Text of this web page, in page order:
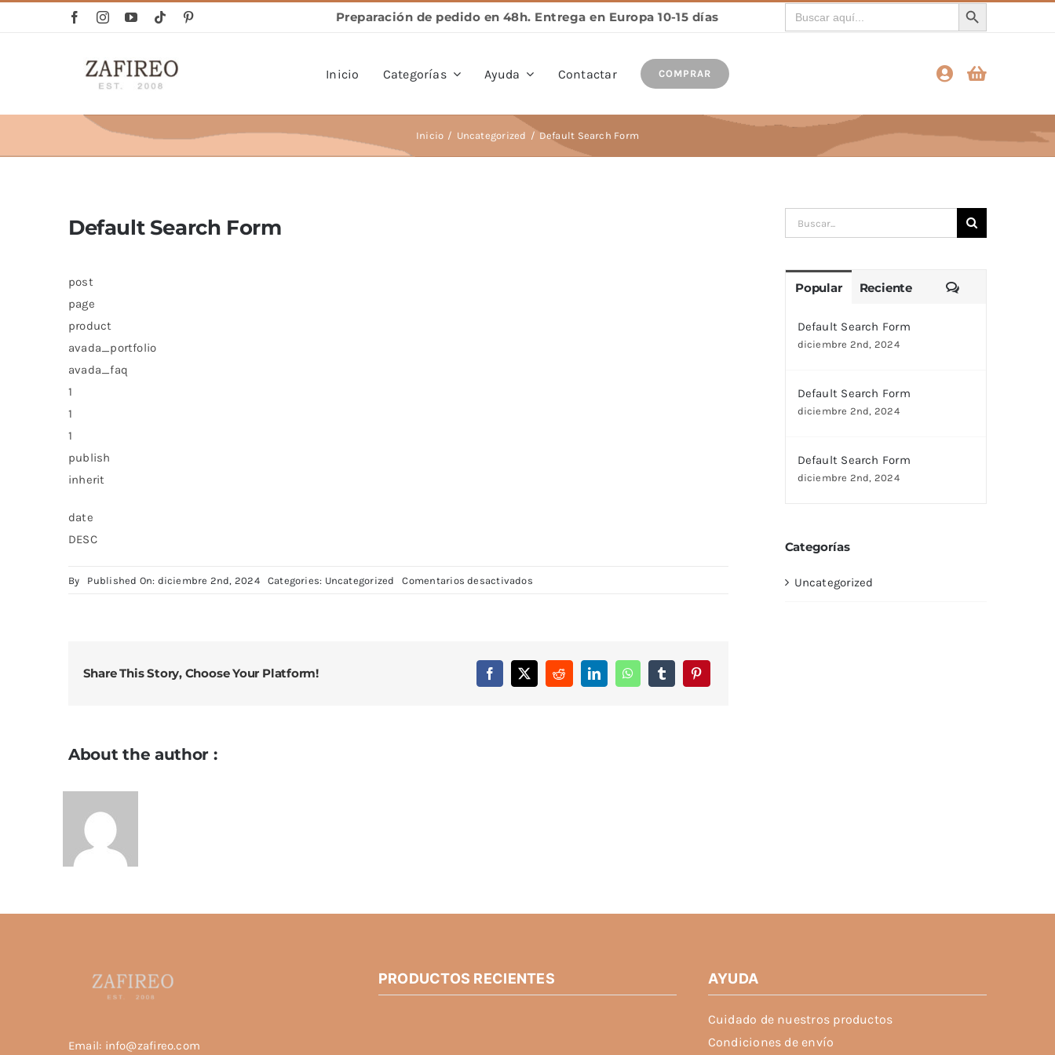
Buscar:
Inicio Categorías
Collares Pulseras Anillos Pendientes
Ayuda Contactar COMPRAR
Inicio Uncategorized Default Search Form
Default Search Form
post
page
product
avada_portfolio
avada_faq
1
1
1
publish
inherit
date
DESC
By Published On: diciembre 2nd, 2024 Categories: Uncategorized Comentarios desactivadosen
Share This Story, Choose Your Platform!
About the author :
Buscar:
Popular Reciente Comentarios
Default Search Form
diciembre 2nd, 2024
Default Search Form
diciembre 2nd, 2024
Default Search Form
diciembre 2nd, 2024
Categorías
Uncategorized
Email: info@zafireo.com
PRODUCTOS RECIENTES AYUDA
Cuidado de nuestros productos
Condiciones de envío